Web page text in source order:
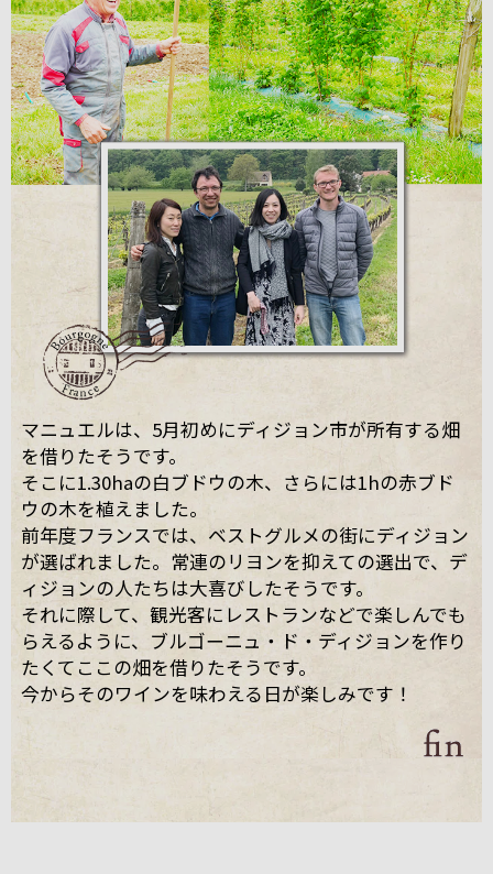
マニュエルは、5月初めにディジョン市が所有する畑
を借りたそうです。
そこに1.30haの白ブドウの木、さらには1hの赤ブド
ウの木を植えました。
前年度フランスでは、ベストグルメの街にディジョン
が選ばれました。常連のリヨンを抑えての選出で、デ
ィジョンの人たちは大喜びしたそうです。
それに際して、観光客にレストランなどで楽しんでも
らえるように、ブルゴーニュ・ド・ディジョンを作り
たくてここの畑を借りたそうです。
今からそのワインを味わえる日が楽しみです！